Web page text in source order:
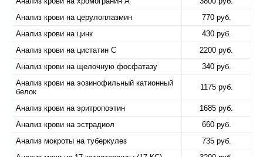
Анализ крови на церулоплазмин
770 руб.
Анализ крови на цинк
430 руб.
Анализ крови на цистатин C
2200 руб.
Анализ крови на щелочную фосфатазу
340 руб.
Анализ крови на эозинофильный катионный
белок
1175 руб.
Анализ крови на эритропоэтин
1685 руб.
Анализ крови на эстрадиол
660 руб.
Анализ мокроты на туберкулез
735 руб.